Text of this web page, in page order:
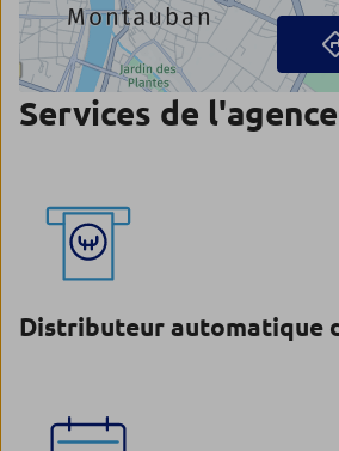
Services de l'agence
Distributeur automatique